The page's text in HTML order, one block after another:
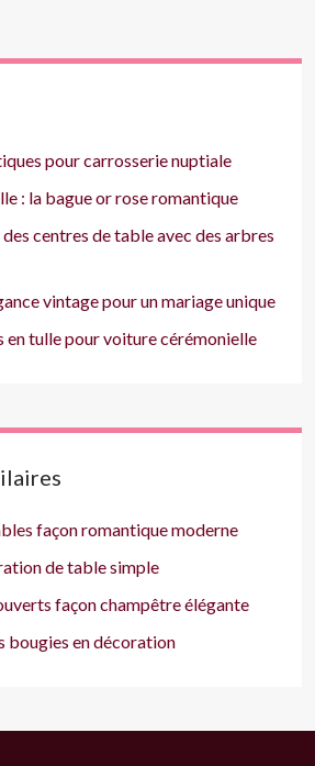
pour carrosserie nuptiale
: la bague or rose romantique
centres de table avec des arbres
vintage pour un mariage unique
en tulle pour voiture cérémonielle
façon romantique moderne
de table simple
façon champêtre élégante
bougies en décoration